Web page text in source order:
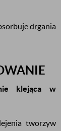
drgania
klejąca w
tworzyw